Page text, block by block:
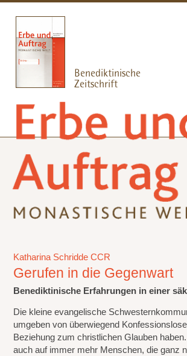
Katharina Schridde CCR
Gerufen in die Gegenwart
Benediktinische Erfahrungen in einer
Die kleine evangelische
umgeben von überwiegend
Beziehung zum christlichen Glauben
auch auf immer mehr Menschen, die ganz